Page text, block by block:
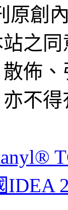
原創
之
佈
不